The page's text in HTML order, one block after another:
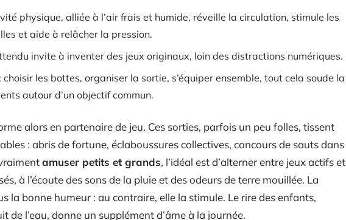
physique, alliée à l’air frais et humide, réveille la circulation, stimule les
et aide à relâcher la pression.
invite à inventer des jeux originaux, loin des distractions numériques.
: choisir les bottes, organiser la sortie, s’équiper ensemble, tout cela soude la
autour d’un objectif commun.
alors en partenaire de jeu. Ces sorties, parfois un peu folles, tissent
: abris de fortune, éclaboussures collectives, concours de sauts dans
amuser petits et grands, l’idéal est d’alterner entre jeux actifs et
à l’écoute des sons de la pluie et des odeurs de terre mouillée. La
la bonne humeur : au contraire, elle la stimule. Le rire des enfants,
de l’eau, donne un supplément d’âme à la journée.